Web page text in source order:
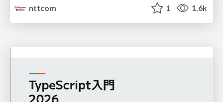
nttcom
1 1.6k